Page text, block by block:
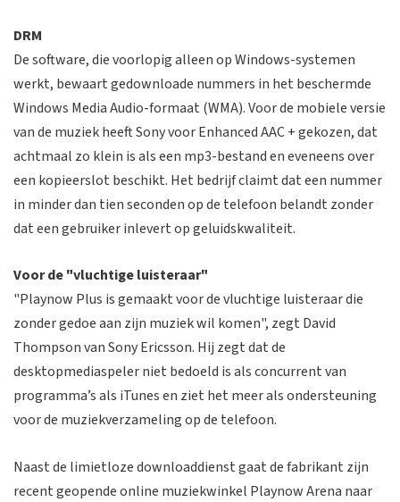
DRM
De software, die voorlopig alleen op Windows-systemen
werkt, bewaart gedownloade nummers in het beschermde
Windows Media Audio-formaat (WMA). Voor de mobiele versie
van de muziek heeft Sony voor Enhanced AAC + gekozen, dat
achtmaal zo klein is als een mp3-bestand en eveneens over
een kopieerslot beschikt. Het bedrijf claimt dat een nummer
in minder dan tien seconden op de telefoon belandt zonder
dat een gebruiker inlevert op geluidskwaliteit.
Voor de "vluchtige luisteraar"
"Playnow Plus is gemaakt voor de vluchtige luisteraar die
zonder gedoe aan zijn muziek wil komen", zegt David
Thompson van Sony Ericsson. Hij zegt dat de
desktopmediaspeler niet bedoeld is als concurrent van
programma’s als iTunes en ziet het meer als ondersteuning
voor de muziekverzameling op de telefoon.
Naast de limietloze downloaddienst gaat de fabrikant zijn
recent geopende online muziekwinkel Playnow Arena naar